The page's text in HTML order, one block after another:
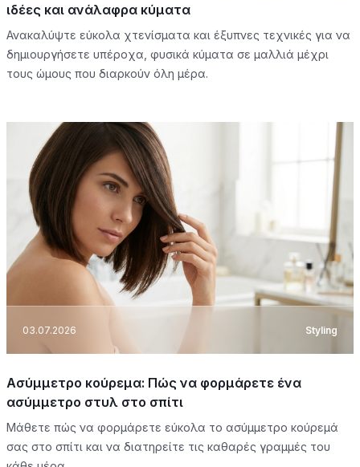
ιδέες και ανάλαφρα κύματα
Ανακαλύψτε εύκολα χτενίσματα και έξυπνες τεχνικές για να
δημιουργήσετε υπέροχα, φυσικά κύματα σε μαλλιά μέχρι
τους ώμους που διαρκούν όλη μέρα.
03.07.2026 Styling
Ασύμμετρο κούρεμα: Πώς να φορμάρετε ένα
ασύμμετρο στυλ στο σπίτι
Μάθετε πώς να φορμάρετε εύκολα το ασύμμετρο κούρεμά
σας στο σπίτι και να διατηρείτε τις καθαρές γραμμές του